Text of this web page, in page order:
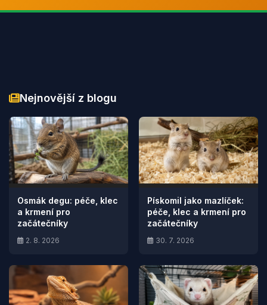
Nejnovější z blogu
Osmák degu: péče, klec
a krmení pro
začátečníky
2. 8. 2026
Pískomil jako mazlíček:
péče, klec a krmení pro
začátečníky
30. 7. 2026